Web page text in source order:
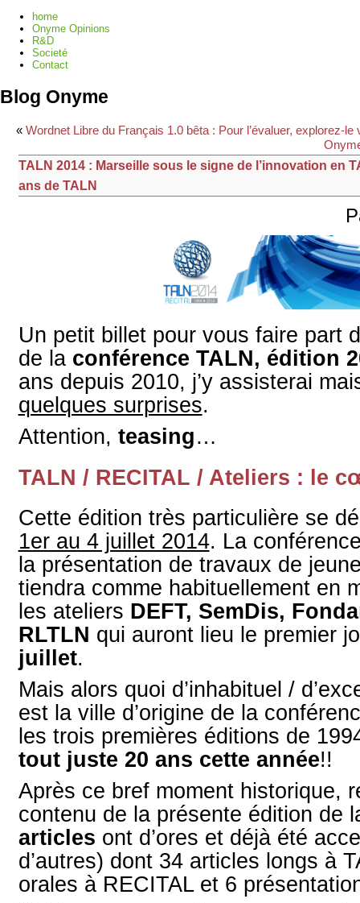
home
Onyme Opinions
R&D
Societé
Contact
Blog Onyme
« Wordnet Libre du Français 1.0 bêta : Pour l’évaluer, explorez-le
TALN 2014 : Marseille sous le signe de l’innovation en
ans de TALN
Un petit billet pour vous faire part
de la conférence TALN, édition
ans depuis 2010, j’y assisterai
quelques surprises.
Attention, teasing…
TALN / RECITAL / Ateliers : le
Cette édition très particulière se
1er au 4 juillet 2014. La
la présentation de travaux de
tiendra comme habituellement en
les ateliers DEFT, SemDis,
RLTLN qui auront lieu le premier
juillet.
Mais alors quoi d’inhabituel /
est la ville d’origine de la
les trois premières éditions de
tout juste 20 ans cette année!!
Après ce bref moment historique,
contenu de la présente édition de
articles ont d’ores et déjà été
d’autres) dont 34 articles longs à
orales à RECITAL et 6